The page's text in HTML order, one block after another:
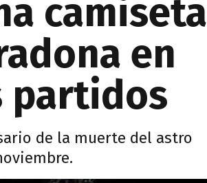
camiseta
en
partidos
de la muerte del astro